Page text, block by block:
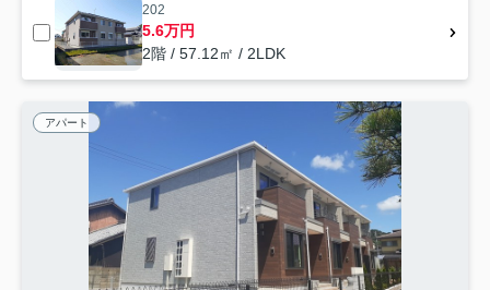
202
5.6万円
2階 / 57.12㎡ / 2LDK
アパート